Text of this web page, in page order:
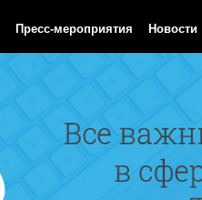
Пресс-мероприятия Новости